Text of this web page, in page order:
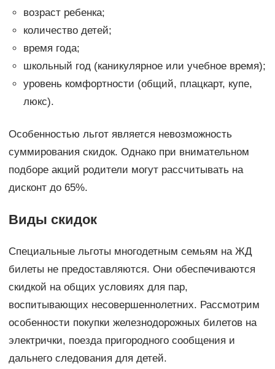
возраст ребенка;
количество детей;
время года;
школьный год (каникулярное или учебное время);
уровень комфортности (общий, плацкарт, купе,
люкс).
Особенностью льгот является невозможность
суммирования скидок. Однако при внимательном
подборе акций родители могут рассчитывать на
дисконт до 65%.
Виды скидок
Специальные льготы многодетным семьям на ЖД
билеты не предоставляются. Они обеспечиваются
скидкой на общих условиях для пар,
воспитывающих несовершеннолетних. Рассмотрим
особенности покупки железнодорожных билетов на
электрички, поезда пригородного сообщения и
дальнего следования для детей.